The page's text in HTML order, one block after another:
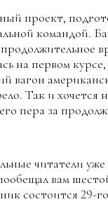
проект,
командой.
на первом
вагон
Так и
пера за
читатели
вам
состоится 29-